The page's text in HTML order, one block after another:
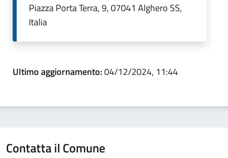
Piazza Porta Terra, 9, 07041 Alghero SS,
Italia
Ultimo aggiornamento:04/12/2024, 11:44
Contatta il Comune